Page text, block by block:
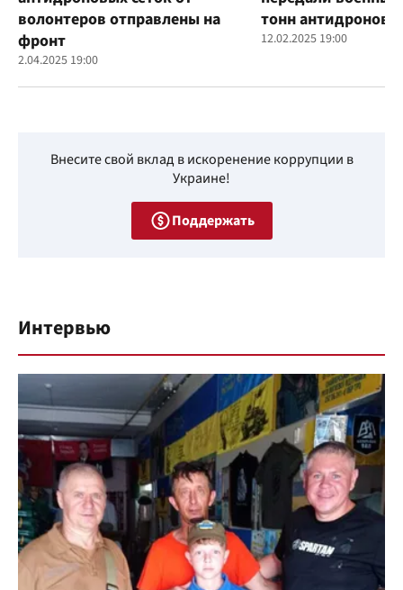
волонтеров отправлены на
фронт
2.04.2025 19:00
тонн
12.02.2025 19:00
Внесите свой вклад в искоренение коррупции в
Украине!
Поддержать
Интервью